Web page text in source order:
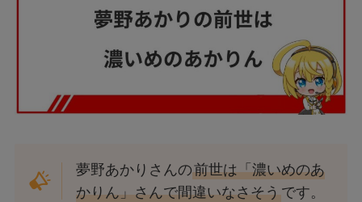
夢野あかりさんの前世は「濃いめのあ
かりん」さんで間違いなさそうです。